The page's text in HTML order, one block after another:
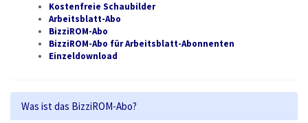
Kostenfreie Schaubilder
Arbeitsblatt-Abo
BizziROM-Abo
BizziROM-Abo für Arbeitsblatt-Abonnenten
Einzeldownload
Was ist das BizziROM-Abo?